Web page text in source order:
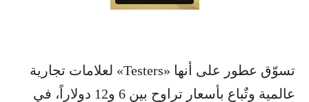
تسوّق عطور على أنها «Testers» لعلامات تجارية
عالمية وتٌباع بأسعار تراوح بين 6 و12 دولاراً، في